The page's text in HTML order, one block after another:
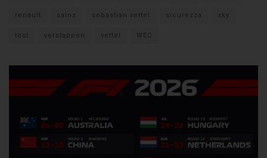
renault sainz sebastian vettel sicurezza sky
test verstappen vettel WEC